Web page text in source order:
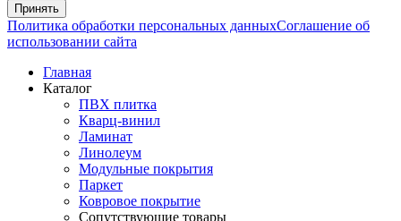
Принять
Политика обработки персональных данныхСоглашение об
использовании сайта
Главная
Каталог
ПВХ плитка
Кварц-винил
Ламинат
Линолеум
Модульные покрытия
Паркет
Ковровое покрытие
Сопутствующие товары